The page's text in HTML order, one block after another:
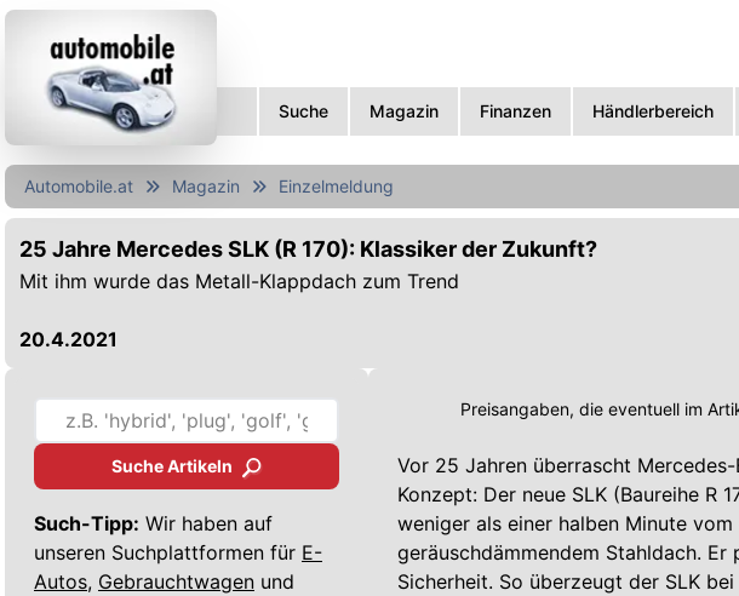
Suche Magazin Finanzen Händlerbereich
Automobile.at Magazin Einzelmeldung
25 Jahre Mercedes SLK (R 170): Klassiker der Zukunft?
Mit ihm wurde das Metall-Klappdach zum Trend
20.4.2021
Suche Artikeln
Such-Tipp: Wir haben auf
unseren Suchplattformen für E-
Autos, Gebrauchtwagen und
Preisangaben, die eventuell im
Vor 25 Jahren überrascht
Konzept: Der neue SLK (Baureihe R
weniger als einer halben Minute
geräuschdämmendem Stahldach.
Sicherheit. So überzeugt der SLK